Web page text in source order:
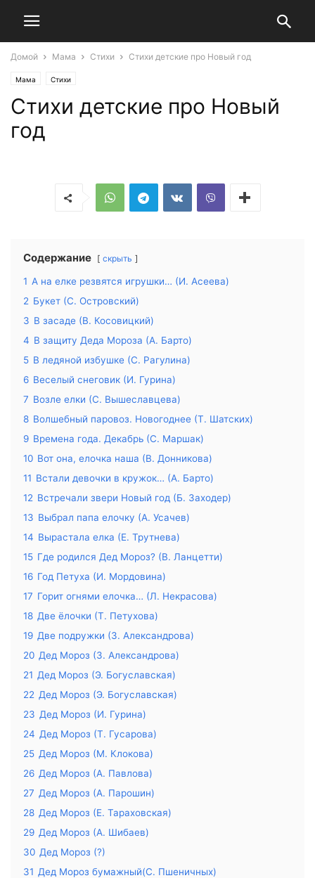
Домой Мама Стихи Стихи детские про Новый год
Мама Стихи
Стихи детские про Новый
год
Содержание скрыть
1 А на елке резвятся игрушки… (И. Асеева)
2 Букет (С. Островский)
3 В засаде (В. Косовицкий)
4 В защиту Деда Мороза (А. Барто)
5 В ледяной избушке (С. Рагулина)
6 Веселый снеговик (И. Гурина)
7 Возле елки (С. Вышеславцева)
8 Волшебный паровоз. Новогоднее (Т. Шатских)
9 Времена года. Декабрь (С. Маршак)
10 Вот она, елочка наша (В. Донникова)
11 Встали девочки в кружок… (А. Барто)
12 Встречали звери Новый год (Б. Заходер)
13 Выбрал папа елочку (А. Усачев)
14 Вырастала елка (Е. Трутнева)
15 Где родился Дед Мороз? (В. Ланцетти)
16 Год Петуха (И. Мордовина)
17 Горит огнями елочка… (Л. Некрасова)
18 Две ёлочки (Т. Петухова)
19 Две подружки (З. Александрова)
20 Дед Мороз (З. Александрова)
21 Дед Мороз (Э. Богуславская)
22 Дед Мороз (Э. Богуславская)
23 Дед Мороз (И. Гурина)
24 Дед Мороз (Т. Гусарова)
25 Дед Мороз (М. Клокова)
26 Дед Мороз (А. Павлова)
27 Дед Мороз (А. Парошин)
28 Дед Мороз (Е. Тараховская)
29 Дед Мороз (А. Шибаев)
30 Дед Мороз (?)
31 Дед Мороз бумажный(С. Пшеничных)